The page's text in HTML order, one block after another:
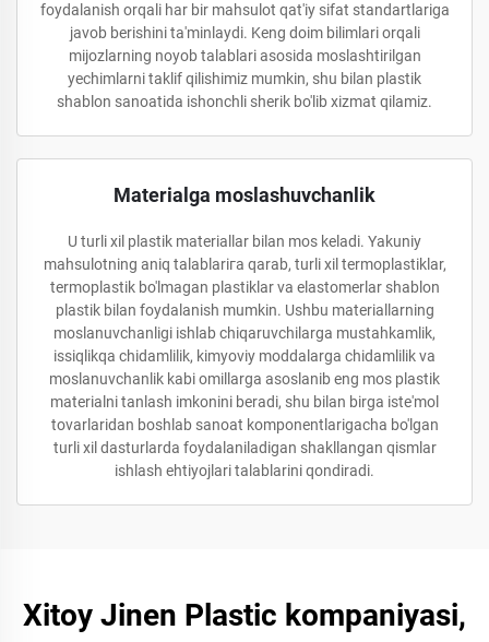
foydalanish orqali har bir mahsulot qat'iy sifat standartlariga
javob berishini ta'minlaydi. Keng doim bilimlari orqali
mijozlarning noyob talablari asosida moslashtirilgan
yechimlarni taklif qilishimiz mumkin, shu bilan plastik
shablon sanoatida ishonchli sherik bo'lib xizmat qilamiz.
Materialga moslashuvchanlik
U turli xil plastik materiallar bilan mos keladi. Yakuniy
mahsulotning aniq talablariга qarab, turli xil termoplastiklar,
termoplastik bo'lmagan plastiklar va elastomerlar shablon
plastik bilan foydalanish mumkin. Ushbu materiallarning
moslanuvchanligi ishlab chiqaruvchilarga mustahkamlik,
issiqlikqa chidamlilik, kimyoviy moddalarga chidamlilik va
moslanuvchanlik kabi omillarga asoslanib eng mos plastik
materialni tanlash imkonini beradi, shu bilan birga iste'mol
tovarlaridan boshlab sanoat komponentlarigacha bo'lgan
turli xil dasturlarda foydalaniladigan shakllangan qismlar
ishlash ehtiyojlari talablarini qondiradi.
Xitoy Jinen Plastic kompaniyasi,